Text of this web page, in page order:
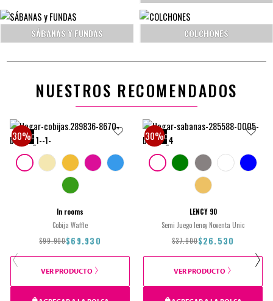
SÁBANAS Y FUNDAS COLCHONES
NUESTROS RECOMENDADOS
NUEVO
30%
In rooms
Cobija Waffle
$99.900$69.930
VER PRODUCTO
NUEVO
30%
LENCY 90
Semi Juego lency Noventa Unic
$37.900$26.530
VER PRODUCTO